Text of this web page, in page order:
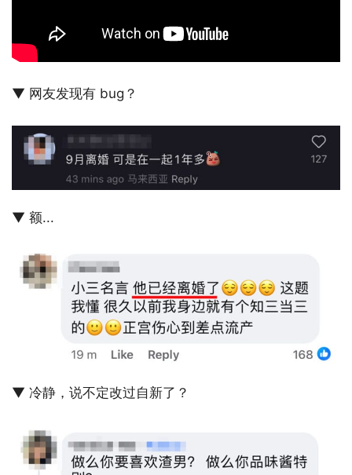
▼ 网友发现有 bug？
▼ 额...
▼ 冷静，说不定改过自新了？